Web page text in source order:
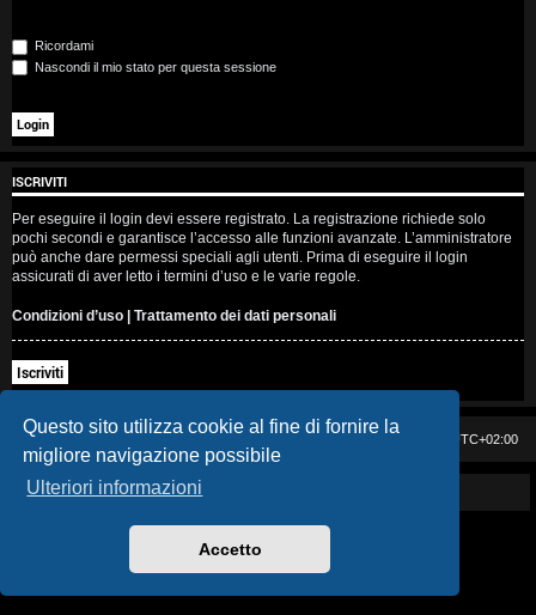
Questo sito utilizza cookie al fine di fornire la
migliore navigazione possibile
Ulteriori informazioni
Accetto
t
s
e
n
z
a
r
i
s
p
o
t
Ricordami
Nascondi il mio stato per questa sessione
ISCRIVITI
Per eseguire il login devi essere registrato. La registrazione richiede solo
pochi secondi e garantisce l’accesso alle funzioni avanzate. L’amministratore
può anche dare permessi speciali agli utenti. Prima di eseguire il login
assicurati di aver letto i termini d’uso e le varie regole.
Condizioni d’uso | Trattamento dei dati personali
Iscriviti
Casa DAG UTC+02:00
Powered by GIGI D'AGOSTINO